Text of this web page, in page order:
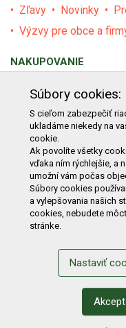
Zľavy
Novinky
Výzvy pre obce a
NAKUPOVANIE
Obchodné podmienky
Reklamačný poriadok
Odstúpenie od kúpy
Alternatívne riešenie
Používanie cookies
ZÁKAZNÍK
Prihlásenie
Zmena hesla
Nastavenie cookies
Odstúpenie od
Súbory cookies:
S cieľom zabezpečiť
ukladáme niekedy na
cookie.
Ak povolíte všetky
vďaka ním rýchlejšie, a
umožní vám počas
Súbory cookies
a vylepšovania našich
cookies, nebudete
stránke.
Nastaviť